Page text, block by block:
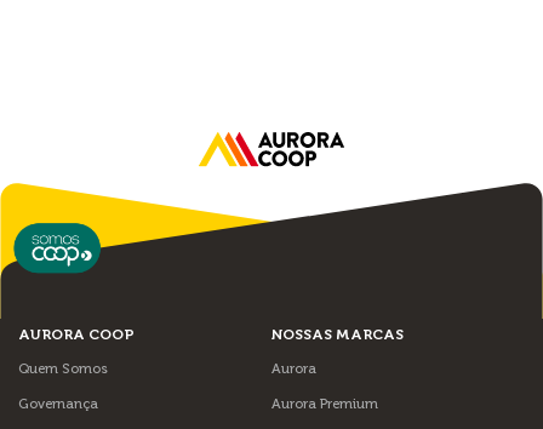
AURORA COOP
Quem Somos
Governança
NOSSAS MARCAS
Aurora
Aurora Premium